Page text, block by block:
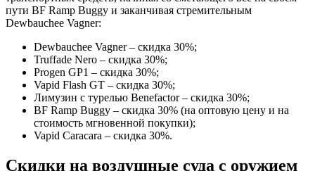
пути BF Ramp Buggy и заканчивая стремительным
Dewbauchee Vagner:
Dewbauchee Vagner – скидка 30%;
Truffade Nero – скидка 30%;
Progen GP1 – скидка 30%;
Vapid Flash GT – скидка 30%;
Лимузин с турелью Benefactor – скидка 30%;
BF Ramp Buggy – скидка 30% (на оптовую цену и на
стоимость мгновенной покупки);
Vapid Caracara – скидка 30%.
Скидки на воздушные суда с оружием